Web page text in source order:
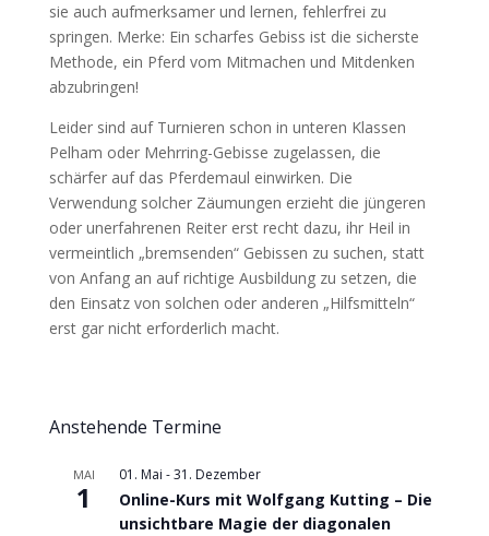
sie auch aufmerksamer und lernen, fehlerfrei zu
springen. Merke: Ein scharfes Gebiss ist die sicherste
Methode, ein Pferd vom Mitmachen und Mitdenken
abzubringen!
Leider sind auf Turnieren schon in unteren Klassen
Pelham oder Mehrring-Gebisse zugelassen, die
schärfer auf das Pferdemaul einwirken. Die
Verwendung solcher Zäumungen erzieht die jüngeren
oder unerfahrenen Reiter erst recht dazu, ihr Heil in
vermeintlich „bremsenden“ Gebissen zu suchen, statt
von Anfang an auf richtige Ausbildung zu setzen, die
den Einsatz von solchen oder anderen „Hilfsmitteln“
erst gar nicht erforderlich macht.
Anstehende Termine
MAI
1
01. Mai -31. Dezember
Online-Kurs mit Wolfgang Kutting – Die
unsichtbare Magie der diagonalen